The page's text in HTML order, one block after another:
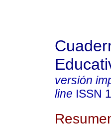
versión
line ISSN